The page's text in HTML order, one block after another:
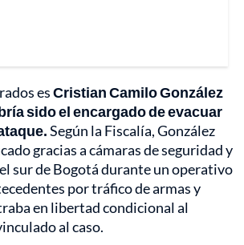
esCristian Camilo González
sido el encargado de evacuar
Según la Fiscalía, González
gracias a cámaras de seguridad y
sur de Bogotá durante un operativo
por tráfico de armas y
en libertad condicional al
al caso.